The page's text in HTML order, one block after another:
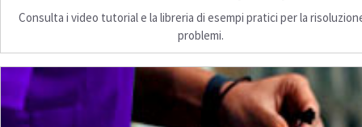
Consulta i video tutorial e la libreria di esempi pratici per la
problemi.